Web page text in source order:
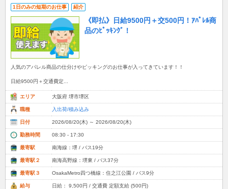
1日のみの短期のお仕事 紹介
《即払》日給9500円＋交500円！ｱﾊﾟﾚﾙ商
品のﾋﾟｯｷﾝｸﾞ！
人気のアパレル商品の仕分けやピッキングのお仕事が入ってきています！！
日給9500円＋交通費定...
エリア 大阪府 堺市堺区
職種 入出荷/積み込み
日付 2026/08/20(木) ～ 2026/08/20(木)
勤務時間 08:30 - 17:30
最寄駅 南海線：堺 / バス19分
最寄駅２ 南海高野線：堺東 / バス37分
最寄駅３ OsakaMetro四つ橋線：住之江公園 / バス9分
給与 日給： 9,500円 / 交通費 定額支給 (500円)